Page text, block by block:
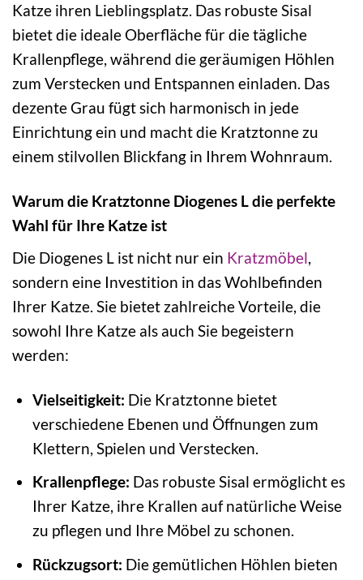
Katze ihren Lieblingsplatz. Das robuste Sisal
bietet die ideale Oberfläche für die tägliche
Krallenpflege, während die geräumigen Höhlen
zum Verstecken und Entspannen einladen. Das
dezente Grau fügt sich harmonisch in jede
Einrichtung ein und macht die Kratztonne zu
einem stilvollen Blickfang in Ihrem Wohnraum.
Warum die Kratztonne Diogenes L die perfekte
Wahl für Ihre Katze ist
Die Diogenes L ist nicht nur ein Kratzmöbel
sondern eine Investition in das Wohlbefinden
Ihrer Katze. Sie bietet zahlreiche Vorteile, die
sowohl Ihre Katze als auch Sie begeistern
werden:
Vielseitigkeit: Die Kratztonne bietet
verschiedene Ebenen und Öffnungen zum
Klettern, Spielen und Verstecken.
Krallenpflege: Das robuste Sisal ermöglicht es
Ihrer Katze, ihre Krallen auf natürliche Weise
zu pflegen und Ihre Möbel zu schonen.
Rückzugsort: Die gemütlichen Höhlen bieten